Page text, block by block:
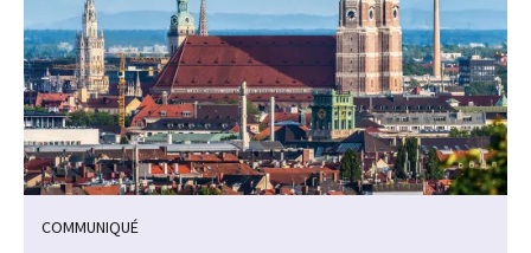
COMMUNIQUÉ